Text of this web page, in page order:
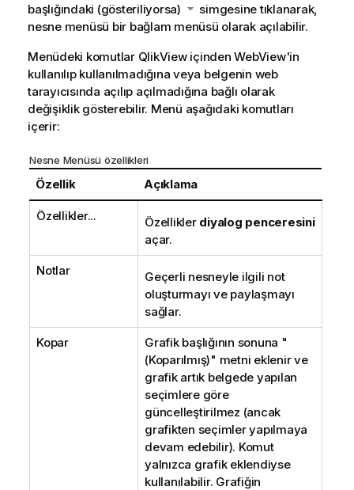
başlığındaki (gösteriliyorsa)
simgesine tıklanarak,
nesne menüsü bir bağlam menüsü olarak açılabilir.
Menüdeki komutlar QlikView içinden WebView'in
kullanılıp kullanılmadığına veya belgenin web
tarayıcısında açılıp açılmadığına bağlı olarak
değişiklik gösterebilir. Menü aşağıdaki komutları
içerir:
Nesne Menüsü özellikleri
Özellik Açıklama
Özellikler... Özellikler diyalog penceresini
açar.
Notlar
Geçerli nesneyle ilgili not
oluşturmayı ve paylaşmayı
sağlar.
Kopar
Grafik başlığının sonuna "
(Koparılmış)" metni eklenir ve
grafik artık belgede yapılan
seçimlere göre
güncelleştirilmez (ancak
grafikten seçimler yapılmaya
devam edebilir). Komut
yalnızca grafik eklendiyse
kullanılabilir. Grafiğin